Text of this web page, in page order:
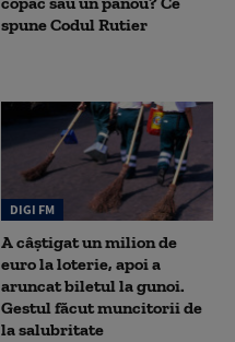
spune Codul Rutier
DIGI FM
A câștigat un milion de
euro la loterie, apoi a
aruncat biletul la gunoi.
Gestul făcut muncitorii de
la salubritate